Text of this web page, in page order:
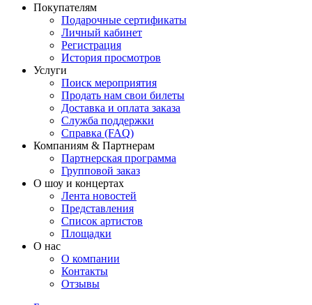
Покупателям
Подарочные сертификаты
Личный кабинет
Регистрация
История просмотров
Услуги
Поиск мероприятия
Продать нам свои билеты
Доставка и оплата заказа
Служба поддержки
Справка (FAQ)
Компаниям & Партнерам
Партнерская программа
Групповой заказ
О шоу и концертах
Лента новостей
Представления
Список артистов
Площадки
О нас
О компании
Контакты
Отзывы